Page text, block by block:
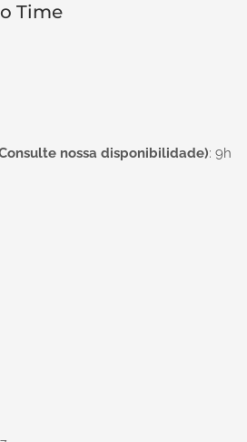
Time
nossa disponibilidade): 9h